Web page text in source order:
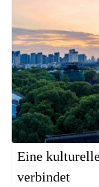
Eine
verbindet